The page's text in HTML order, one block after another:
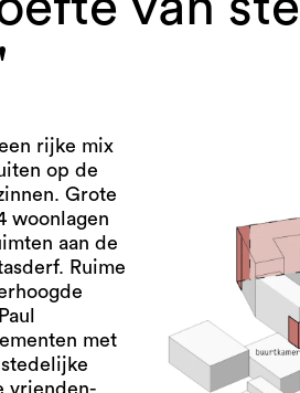
rijke mix
op de
Grote
woonlagen
aan de
Ruime
met
vrienden-